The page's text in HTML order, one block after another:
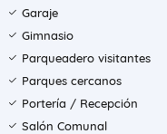
Garaje
Gimnasio
Parqueadero visitantes
Parques cercanos
Portería / Recepción
Salón Comunal